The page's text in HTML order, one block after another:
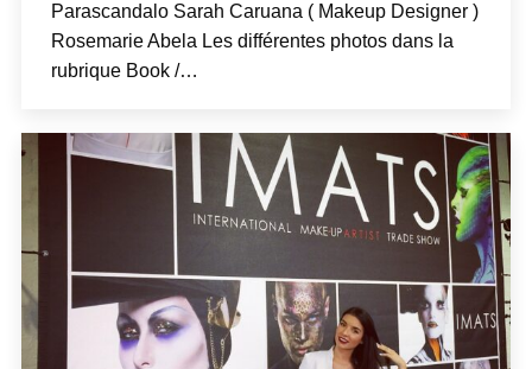
Parascandalo Sarah Caruana ( Makeup Designer )
Rosemarie Abela Les différentes photos dans la
rubrique Book /…